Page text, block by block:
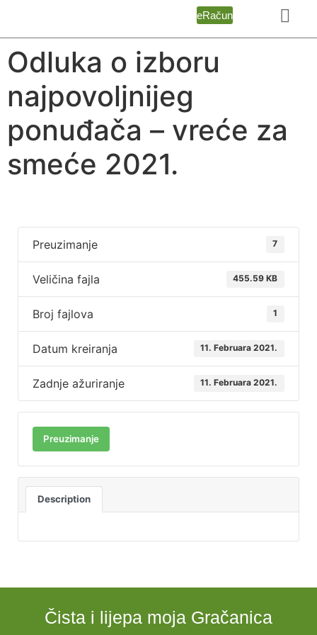
eRačun
Odluka o izboru
najpovoljnijeg
ponuđača – vreće za
smeće 2021.
Preuzimanje 7
Veličina fajla 455.59 KB
Broj fajlova 1
Datum kreiranja 11. Februara 2021.
Zadnje ažuriranje 11. Februara 2021.
Preuzimanje
Description
Čista i lijepa moja Gračanica